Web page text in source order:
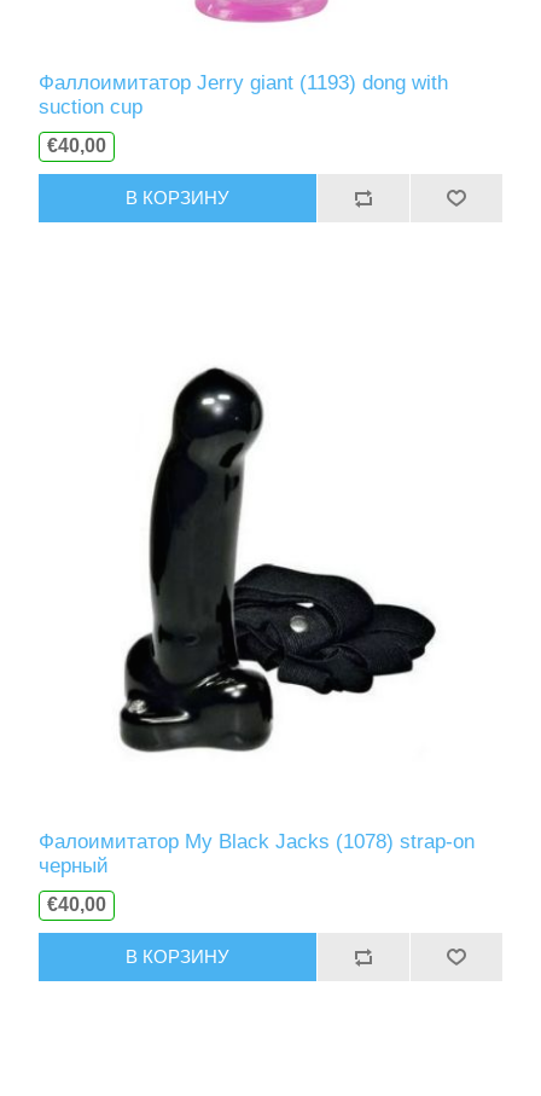
Фаллоимитатор Jerry giant (1193) dong with
suction cup
€40,00
В КОРЗИНУ
Фалоимитатор My Black Jacks (1078) strap-on
черный
€40,00
В КОРЗИНУ